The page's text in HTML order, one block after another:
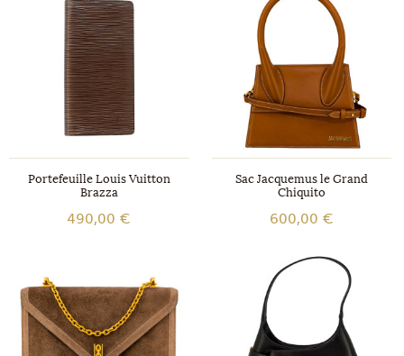
Portefeuille Louis Vuitton
Brazza
490,00 €
Sac Jacquemus le Grand
Chiquito
600,00 €